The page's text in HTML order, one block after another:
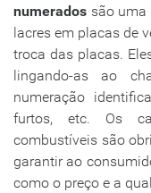
numerados são
lacres em placas de
troca das placas.
lingando-as ao
numeração
furtos, etc. Os
combustíveis são
garantir ao
como o preço e a